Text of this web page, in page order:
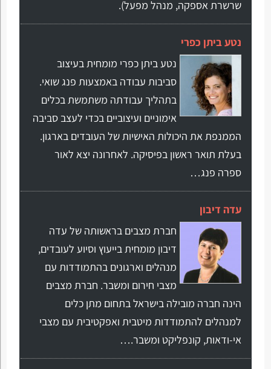
שרשרת אספקה, מנהל מפעל).
נטע ביתן כפרי
נטע ביתן כפרי מומחית בעיצוב
סביבות עבודה באמצעות פנג שואי.
בתהליך עבודתה משתמשת בכלים
אימוניים ועיצוביים בכדי לעצב סביבה
הממנפת את היכולות האישיות של העובדים בארגון.
בעלת תואר ראשון בפיסיקה. לאחרונה יצא לאור
ספרה פנג…
עדה דיבון
חברת מצבים בראשותה של עדה
דיבון מומחית בייעוץ וסיוע לעובדים,
מנהלים וארגונים בהתמודדות עם
מצבי חירום ומשבר. חברת מצבים
הינה חברה מובילה בישראל בתחום מתן כלים
למנהלים להתמודדות מיטבית ואפקטיבית עם מצבי
אי-ודאות, קונפליקט ומשבר.…